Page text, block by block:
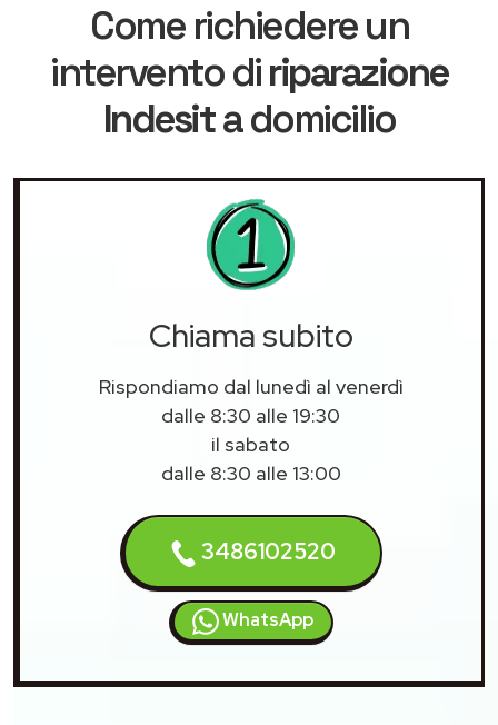
Come richiedere un
intervento diriparazione
Indesita domicilio
Chiama subito
Rispondiamo dal lunedì al venerdì
dalle 8:30 alle 19:30
il sabato
dalle 8:30 alle 13:00
3486102520
WhatsApp